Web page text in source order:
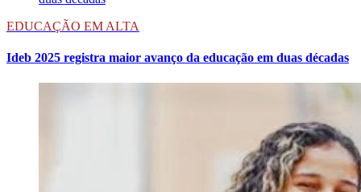
EDUCAÇÃO EM ALTA
Ideb 2025 registra maior avanço da educação em duas décadas